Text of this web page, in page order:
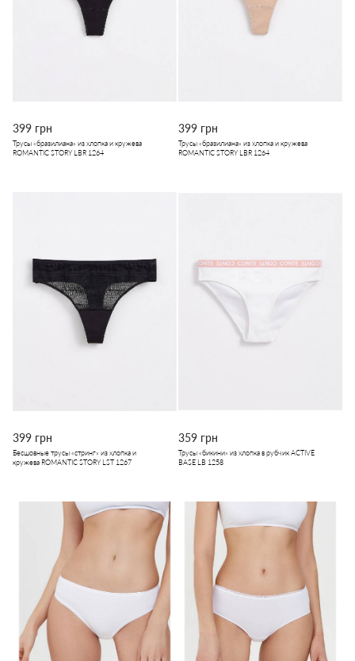
399 грн
Трусы «бразилиана» из хлопка и кружева
ROMANTIC STORY LBR 1264
399 грн
Трусы «бразилиана» из хлопка и кружева
ROMANTIC STORY LBR 1264
399 грн
Бесшовные трусы «стринг» из хлопка и
кружева ROMANTIC STORY LST 1267
359 грн
Трусы «бикини» из хлопка в рубчик ACTIVE
BASE LB 1258